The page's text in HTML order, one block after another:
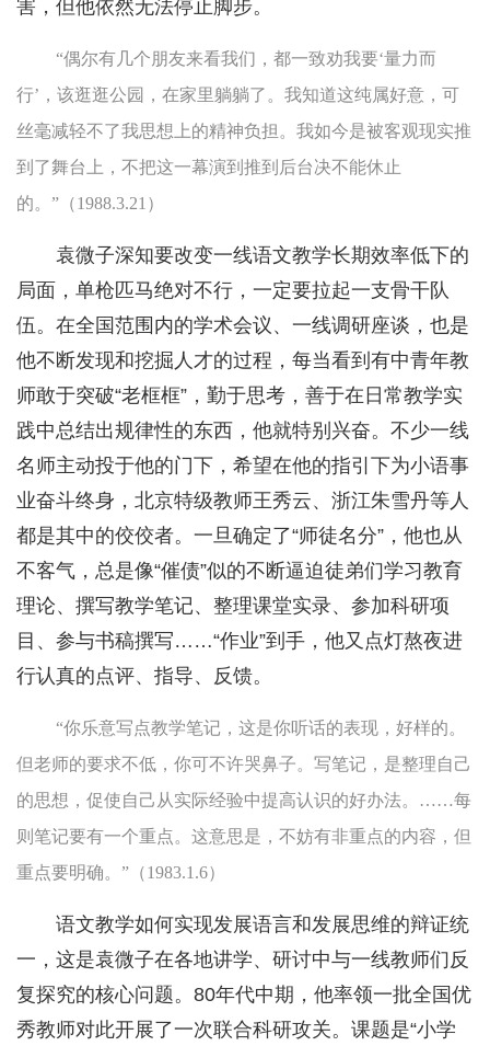
害，但他依然无法停止脚步。
“偶尔有几个朋友来看我们，都一致劝我要‘量力而
行’，该逛逛公园，在家里躺躺了。我知道这纯属好意，可
丝毫减轻不了我思想上的精神负担。我如今是被客观现实推
到了舞台上，不把这一幕演到推到后台决不能休止
的。”（1988.3.21）
袁微子深知要改变一线语文教学长期效率低下的
局面，单枪匹马绝对不行，一定要拉起一支骨干队
伍。在全国范围内的学术会议、一线调研座谈，也是
他不断发现和挖掘人才的过程，每当看到有中青年教
师敢于突破“老框框”，勤于思考，善于在日常教学实
践中总结出规律性的东西，他就特别兴奋。不少一线
名师主动投于他的门下，希望在他的指引下为小语事
业奋斗终身，北京特级教师王秀云、浙江朱雪丹等人
都是其中的佼佼者。一旦确定了“师徒名分”，他也从
不客气，总是像“催债”似的不断逼迫徒弟们学习教育
理论、撰写教学笔记、整理课堂实录、参加科研项
目、参与书稿撰写……“作业”到手，他又点灯熬夜进
行认真的点评、指导、反馈。
“你乐意写点教学笔记，这是你听话的表现，好样的。
但老师的要求不低，你可不许哭鼻子。写笔记，是整理自己
的思想，促使自己从实际经验中提高认识的好办法。……每
则笔记要有一个重点。这意思是，不妨有非重点的内容，但
重点要明确。”（1983.1.6）
语文教学如何实现发展语言和发展思维的辩证统
一，这是袁微子在各地讲学、研讨中与一线教师们反
复探究的核心问题。80年代中期，他率领一批全国优
秀教师对此开展了一次联合科研攻关。课题是“小学